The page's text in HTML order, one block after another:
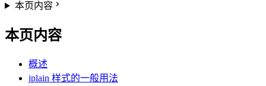
本页内容
本页内容
概述
jplain 样式的一般用法